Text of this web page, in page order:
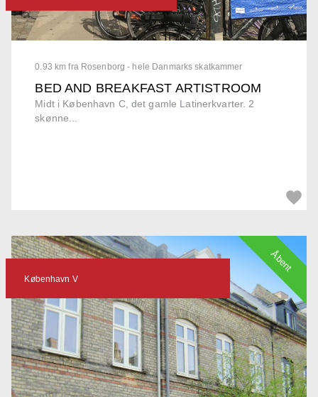
0.93 km fra Rosenborg - hele Danmarks skatkammer
BED AND BREAKFAST ARTISTROOM
Midt i København C, det gamle Latinerkvarter. 2
skønne...
København V
Åbent